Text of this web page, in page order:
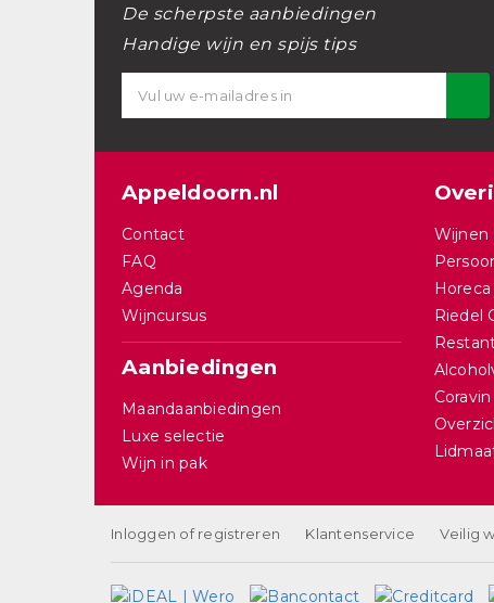
De scherpste aanbiedingen
Handige wijn en spijs tips
Appeldoorn.nl
Contact
FAQ
Agenda
Wijncursus
Aanbiedingen
Maandaanbiedingen
Luxe selectie
Wijn in pak
Wijnen
Horeca
Riedel
Inloggen of registreren Klantenservice Veilig